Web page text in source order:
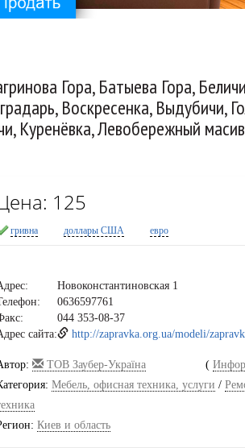
Гора, Батыева Гора,
Воскресенка, Выдубичи,
Куренёвка, Левобережный
125
гривна доллары США евро
Новоконстантиновская 1
0636597761
044 353-08-37
сайта:
http://zapravka.org.ua/modeli/
ТОВ Заубер-Україна (
Мебель, офисная техника, услуги /
Киев и область